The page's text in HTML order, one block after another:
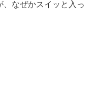
なぜかスイッと入っ